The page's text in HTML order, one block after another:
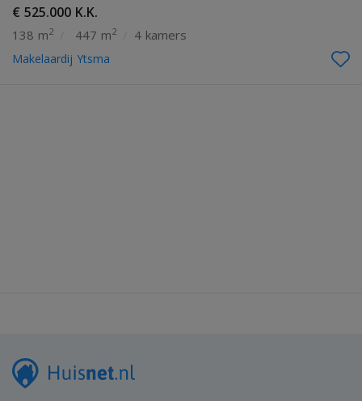
€ 525.000 K.K.
138 m2 447 m2 4 kamers
Makelaardij Ytsma